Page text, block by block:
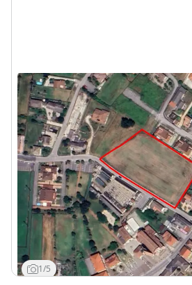
1/5
Asta Terreno edificabile
residenziale di 8.250 mq
Piacenza d'Adige (Padova) - via
TERMINE OFFERTE: 07/10/2026
DA 16.712 €
8250 m2 1 Locale
TERMINE
OFFERTE:
07/10/2026
Visita
Chiama